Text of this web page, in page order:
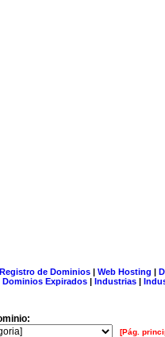
Registro de Dominios| Web Hosting |
Dominios Expirados | Industrias |
[Pág.